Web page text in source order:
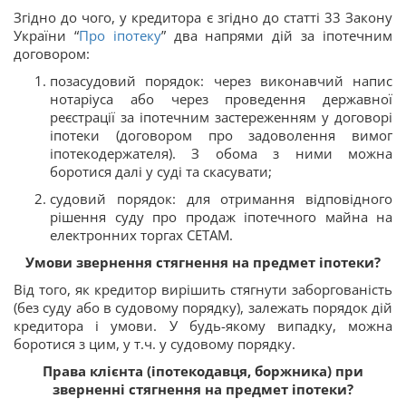
Згідно до чого, у кредитора є згідно до статті 33 Закону
України “Про іпотеку” два напрями дій за іпотечним
договором:
позасудовий порядок: через виконавчий напис
нотаріуса або через проведення державної
реєстрації за іпотечним застереженням у договорі
іпотеки (договором про задоволення вимог
іпотекодержателя). З обома з ними можна
боротися далі у суді та скасувати;
судовий порядок: для отримання відповідного
рішення суду про продаж іпотечного майна на
електронних торгах СЕТАМ.
Умови звернення стягнення на предмет іпотеки?
Від того, як кредитор вирішить стягнути заборгованість
(без суду або в судовому порядку), залежать порядок дій
кредитора і умови. У будь-якому випадку, можна
боротися з цим, у т.ч. у судовому порядку.
Права клієнта (іпотекодавця, боржника) при
зверненні стягнення на предмет іпотеки?